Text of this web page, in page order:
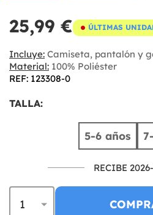
25,99 € ÚLTIMAS
Incluye: Camiseta, pantalón y
Material: 100% Poliéster
REF: 123308-0
TALLA:
5-6 años
RECIBE